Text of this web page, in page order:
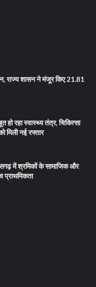
राज्य शासन ने मंजूर किए 21.81
रहा स्वास्थ्य तंत्र, चिकित्सा
मिली नई रफ्तार
में श्रमिकों के सामाजिक और
प्राथमिकता